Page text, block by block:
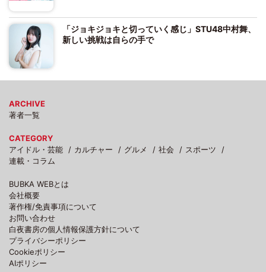
「ジョキジョキと切っていく感じ」STU48中村舞、
新しい挑戦は自らの手で
ARCHIVE
著者一覧
CATEGORY
アイドル・芸能
カルチャー グルメ 社会
スポーツ
連載・コラム
BUBKA WEBとは
会社概要
著作権/免責事項について
お問い合わせ
白夜書房の個人情報保護方針について
プライバシーポリシー
Cookieポリシー
AIポリシー